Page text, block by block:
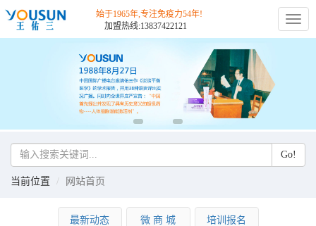
切
换
始于1965年,专注免疫力54年!
加盟热线:13837422121
当前位置 网站首页
Go!
最新动态 微 商 城 培训报名